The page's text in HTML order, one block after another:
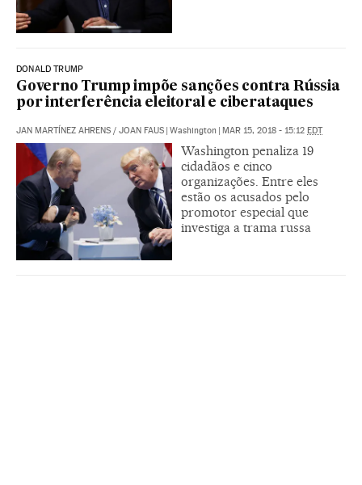
DONALD TRUMP
Governo Trump impõe sanções contra Rússia
por interferência eleitoral e ciberataques
JAN MARTÍNEZ AHRENS / JOAN FAUS | Washington | MAR 15, 2018 - 15:12 EDT
Washington penaliza 19
cidadãos e cinco
organizações. Entre eles
estão os acusados pelo
promotor especial que
investiga a trama russa